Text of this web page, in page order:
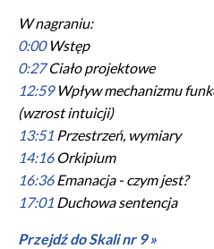
W nagraniu:
0:00Wstęp
0:27Ciało projektowe
12:59Wpływ mechanizmu
(wzrost intuicji)
13:51 Przestrzeń, wymiary
14:16Orkipium
16:36Emanacja - czym jest?
17:01 Duchowa sentencja
Przejdź do Skali nr 9 »